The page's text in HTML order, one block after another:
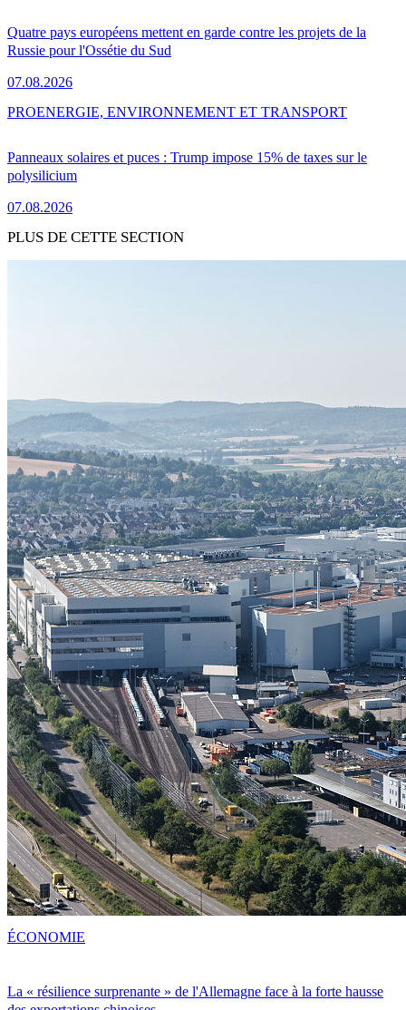
Quatre pays européens mettent en garde contre les projets de la
Russie pour l'Ossétie du Sud
07.08.2026
Panneaux solaires et puces : Trump impose 15% de taxes sur le
polysilicium
07.08.2026
PROENERGIE, ENVIRONNEMENT ET TRANSPORT
PLUS DE CETTE SECTION
La « résilience surprenante » de l'Allemagne face à la forte hausse
ÉCONOMIE